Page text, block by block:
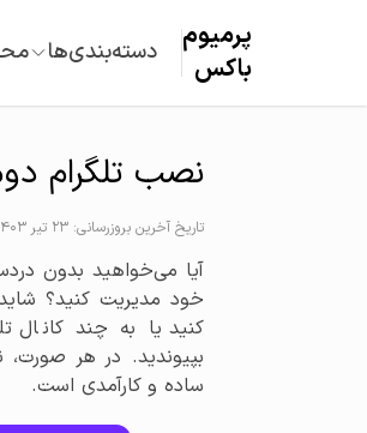
پرمیوم‌
باکس
دسته‌بندی‌ها
نصب تلگرام
تاریخ آخرین بروزرسانی: 23 تیر 1403
آیا می‌خواهید بدون
خود مدیریت کنید؟
کنید یا به چند کانال
بپیوندید. در هر
ساده و کارآمدی است.